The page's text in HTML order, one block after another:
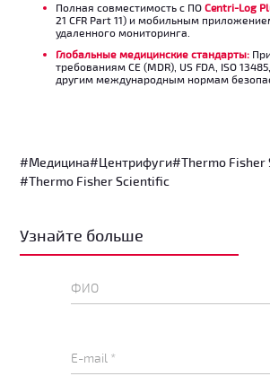
Полная совместимость с ПО Centri-Log
21 CFR Part 11) и мобильным
удаленного мониторинга.
Глобальные медицинские стандарты:
требованиям CE (MDR), US FDA, ISO
другим международным нормам
#Медицина#Центрифуги#Thermo Fisher
#Thermo Fisher Scientific
Узнайте больше